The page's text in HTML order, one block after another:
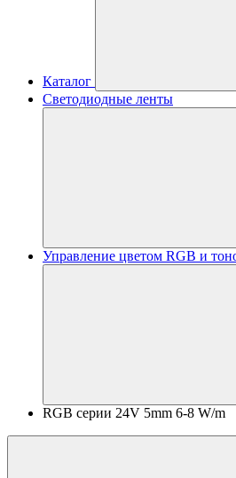
Каталог
Светодиодные ленты
Управление цветом RGB и
RGB серии 24V 5mm 6-8 W/m